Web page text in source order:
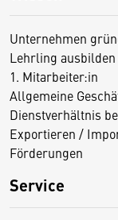
Unternehmen
Lehrling ausbilden
1. Mitarbeiter:in
Allgemeine
Dienstverhältnis
Exportieren /
Förderungen
Service